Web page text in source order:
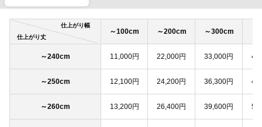
仕上がり幅
仕上がり丈
～100cm ～200cm ～300cm
～240cm 11,000円 22,000円 33,000円
～250cm 12,100円 24,200円 36,300円
～260cm 13,200円 26,400円 39,600円